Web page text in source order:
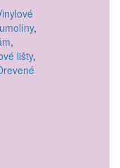
,
,
lišty,